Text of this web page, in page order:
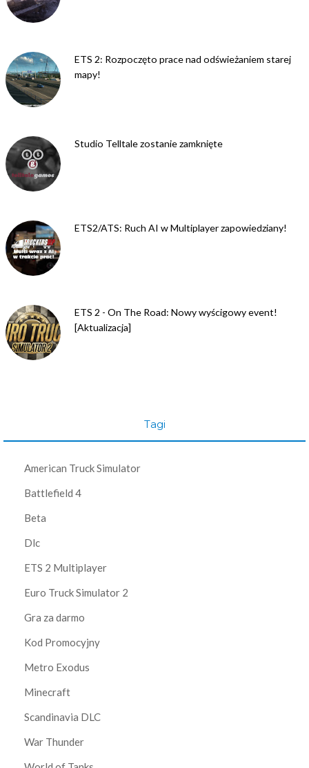
ETS 2: Rozpoczęto prace nad odświeżaniem starej
mapy!
Studio Telltale zostanie zamknięte
ETS2/ATS: Ruch AI w Multiplayer zapowiedziany!
ETS 2 - On The Road: Nowy wyścigowy event!
[Aktualizacja]
Tagi
American Truck Simulator
Battlefield 4
Beta
Dlc
ETS 2 Multiplayer
Euro Truck Simulator 2
Gra za darmo
Kod Promocyjny
Metro Exodus
Minecraft
Scandinavia DLC
War Thunder